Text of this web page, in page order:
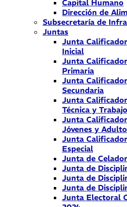
Capital Humano
Dirección de
Subsecretaría de
Juntas
Junta
Inicial
Junta
Primaria
Junta
Secundaria
Junta
Técnica y Trabajo
Junta
Jóvenes y
Junta
Especial
Junta de
Junta de
Junta de
Junta de
Junta Electoral